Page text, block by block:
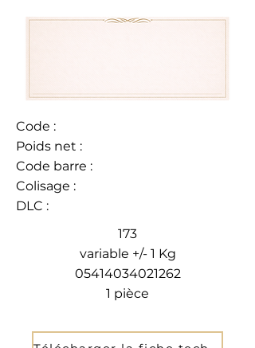
Code :
Poids net :
Code barre :
Colisage :
DLC :
173
variable +/- 1 Kg
05414034021262
1 pièce